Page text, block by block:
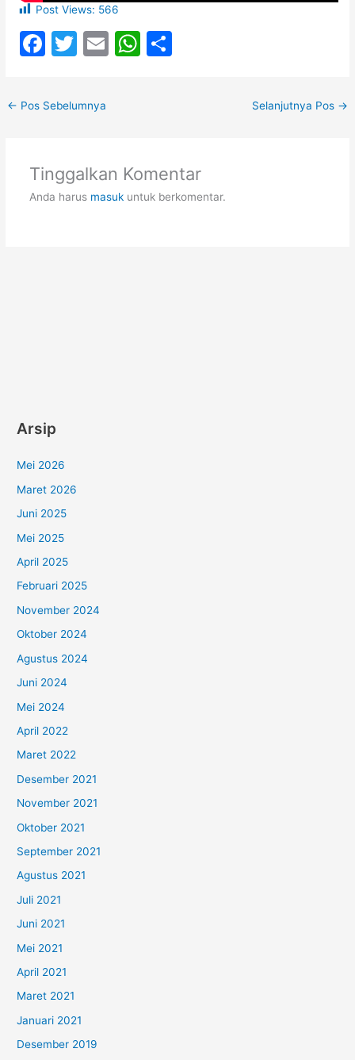
Post Views: 566
F
c
e
o
o
T
er
E
W
p
p
← Pos Sebelumnya Selanjutnya Pos →
Tinggalkan Komentar
Anda harus masukuntuk berkomentar.
Arsip
Mei 2026
Maret 2026
Juni 2025
Mei 2025
April 2025
Februari 2025
November 2024
Oktober 2024
Agustus 2024
Juni 2024
Mei 2024
April 2022
Maret 2022
Desember 2021
November 2021
Oktober 2021
September 2021
Agustus 2021
Juli 2021
Juni 2021
Mei 2021
April 2021
Maret 2021
Januari 2021
Desember 2019